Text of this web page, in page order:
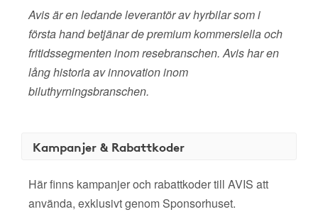
Avis är en ledande leverantör av hyrbilar som i
första hand betjänar de premium kommersiella och
fritidssegmenten inom resebranschen. Avis har en
lång historia av innovation inom
biluthyrningsbranschen.
Kampanjer & Rabattkoder
Här finns kampanjer och rabattkoder till AVIS att
använda, exklusivt genom Sponsorhuset.